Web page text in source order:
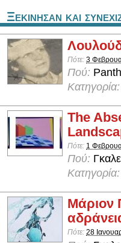
Ξεκινησαν και
Πότε: 3
Πού:
Κατηγορία:
The
Πότε: 1
Πού:
Κατηγορία:
Μάριον
Πότε: 28